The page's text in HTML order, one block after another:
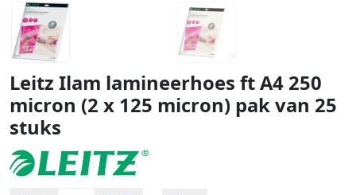
Leitz Ilam lamineerhoes ft A4 250
micron (2 x 125 micron) pak van 25
stuks